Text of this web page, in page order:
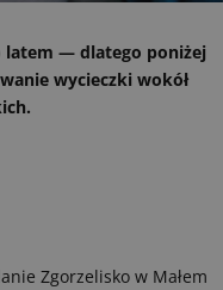
latem — dlatego poniżej
wycieczki wokół
Zgorzelisko w Małem